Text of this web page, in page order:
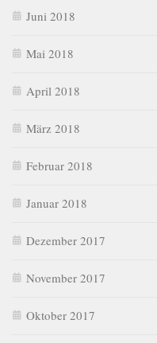
Juni 2018
Mai 2018
April 2018
März 2018
Februar 2018
Januar 2018
Dezember 2017
November 2017
Oktober 2017